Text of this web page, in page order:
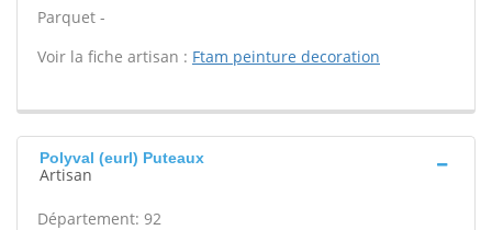
Parquet -
Voir la fiche artisan : Ftam peinture decoration
Polyval (eurl) Puteaux
Artisan
Département: 92